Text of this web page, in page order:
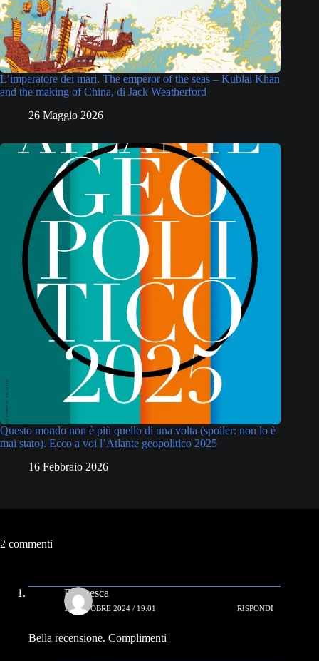
L’imperatore dei mari. The emperor of the seas – Kublai Khan
and the making of China, di Jack Weatherford
26 Maggio 2026
Questo mondo non è più quello di una volta (spoiler: non lo è
mai stato). Ecco a voi l’Atlante geopolitico 2025
16 Febbraio 2026
2 commenti
Francesca
16 OTTOBRE 2024 / 19:01 RISPONDI
Bella recensione. Complimenti